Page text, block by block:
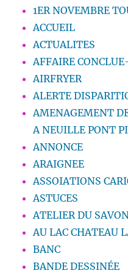
1ER NOVEMBRE
ACCUEIL
ACTUALITES
AFFAIRE
AIRFRYER
ALERTE
AMENAGEMENT
A NEUILLE PONT
ANNONCE
ARAIGNEE
ASSOIATIONS
ASTUCES
ATELIER DU
AU LAC CHATEAU
BANC
BANDE DESSINÉE